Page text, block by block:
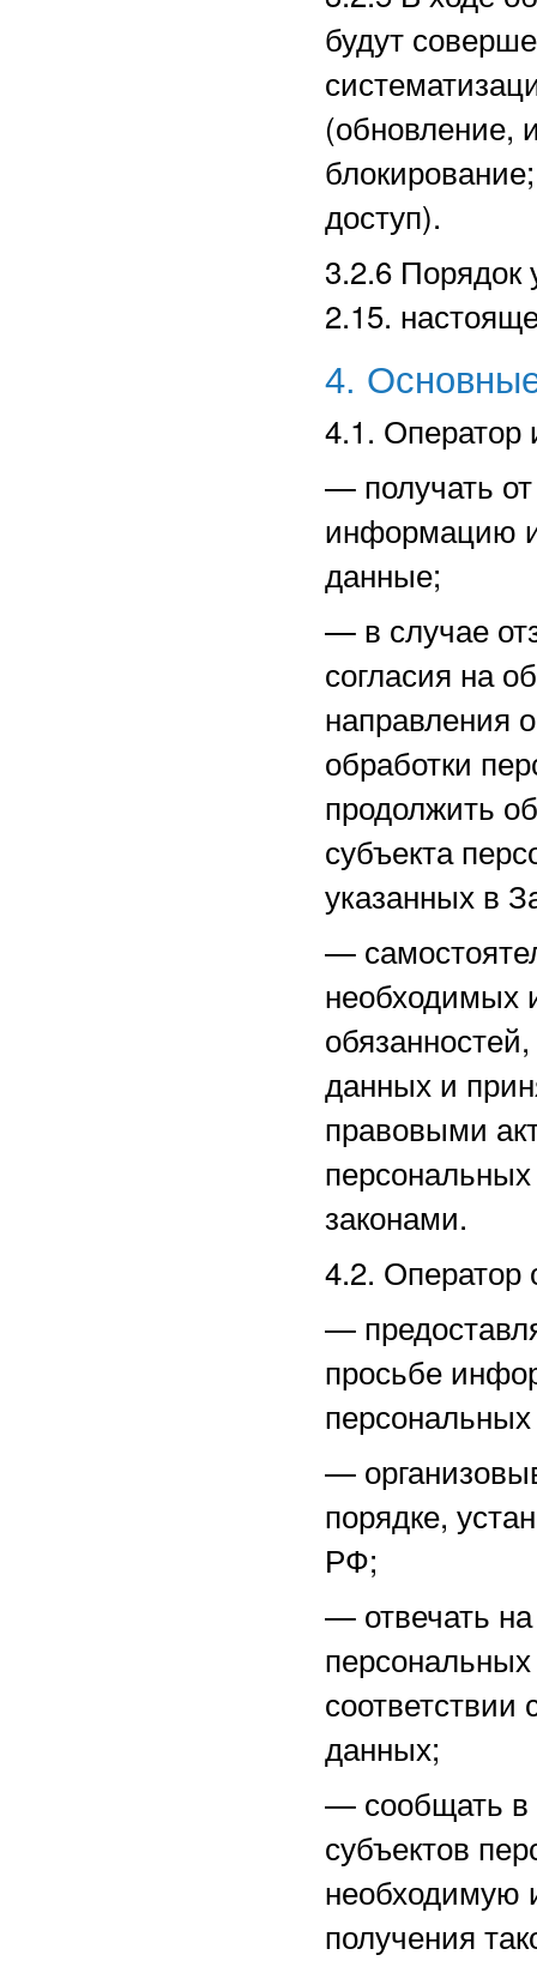
будут
(обновление,
доступ).
3.2.6 Порядок
2.15.
4.
4.1. Оператор
— получать
информацию
данные;
— в случае
согласия на
направления
обработки
продолжить
субъекта
указанных в
—
необходимых
данных и
правовыми
законами.
4.2. Оператор
—
просьбе
—
порядке,
РФ;
— отвечать
данных;
— сообщать
субъектов
необходимую
получения